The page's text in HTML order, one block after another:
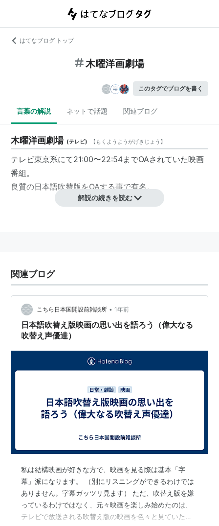
はてなブログ トップ
木曜洋画劇場
このタグでブログを書く
言葉の解説 ネットで話題 関連ブログ
木曜洋画劇場 (テレビ) 【 もくようようがげきじょう 】
テレビ東京系にて21:00〜22:54までOAされていた映画
番組。
良質の日本語吹替版をOAする事で有名。
タレント起用による話題作りに頼らず、あくまでも映画
の内容のみで勝負する、ある意味職人気質とも言える番
組。
見つかったらおしまい海底かくれんぼ→Ｕ５７１
ホラー界の馬場対猪木→フレディVSジェイソン
どっちが勝ってもヴァンダボー→レプリガント
脂肪的遊戯→ナッティ・プロフェッサー クランプ教
授の場合
後継番組
解説の続きを読む
関連ブログ
こちら日本国開設前雑談所 • 1年前
日本語吹替え版映画の思い出を語ろう（偉大なる
吹替え声優達）
私は結構映画が好きな方で、映画を見る際は基本「字
幕」派になります。 （別にリスニングができるわけでは
ありません。字幕ガッツリ見ます） ただ、吹替え版を嫌
っているわけではなく、元々映画を楽しみ始めたのは、
テレビで放送される吹替え版の映画を色々と見ていたの